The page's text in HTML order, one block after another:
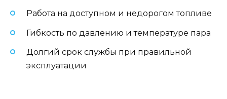
Работа на доступном и недорогом топливе
Гибкость по давлению и температуре пара
Долгий срок службы при правильной
эксплуатации